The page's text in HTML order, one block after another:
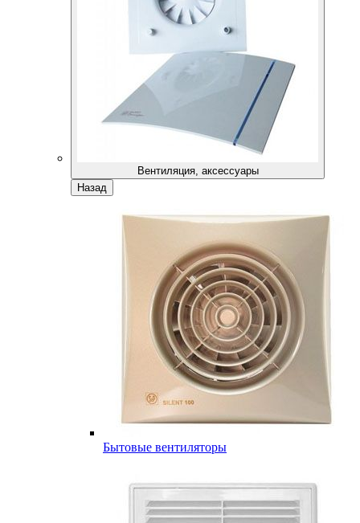
Вентиляция, аксессуары
Назад
Бытовые вентиляторы